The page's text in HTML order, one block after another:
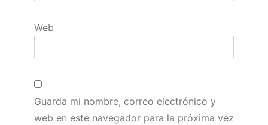
Web
Guarda mi nombre, correo electrónico y
web en este navegador para la próxima vez